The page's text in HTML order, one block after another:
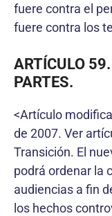
fuere contra el
fuere contra los
ARTÍCULO
PARTES.
<Artículo
de 2007. Ver
Transición. El
podrá ordenar la
audiencias a fin
los hechos